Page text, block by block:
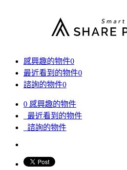
感興趣的物件0
最近看到的物件0
諮詢的物件0
0 感興趣的物件
最近看到的物件
諮詢的物件